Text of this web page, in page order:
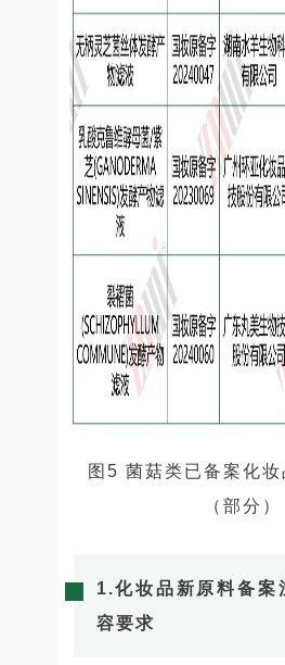
图5 菌菇类已备案化
（部分）
1.化妆品新原料备案
容要求